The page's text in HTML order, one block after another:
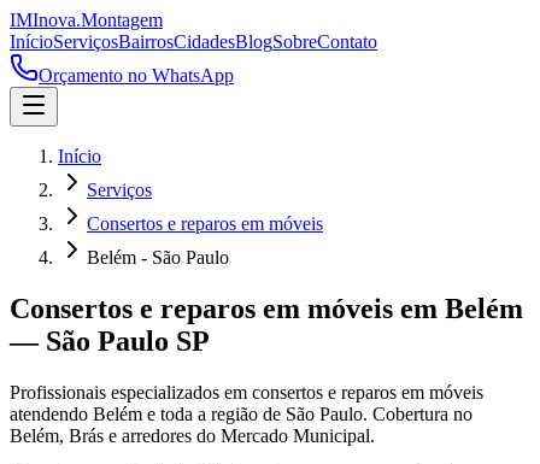
IMInova.Montagem
InícioServiçosBairrosCidadesBlogSobreContato
Orçamento no WhatsApp
Início
Serviços
Consertos e reparos em móveis
Belém - São Paulo
Consertos e reparos em móveis em Belém
— São Paulo SP
Profissionais especializados em consertos e reparos em móveis
atendendo Belém e toda a região de São Paulo. Cobertura no
Belém, Brás e arredores do Mercado Municipal.